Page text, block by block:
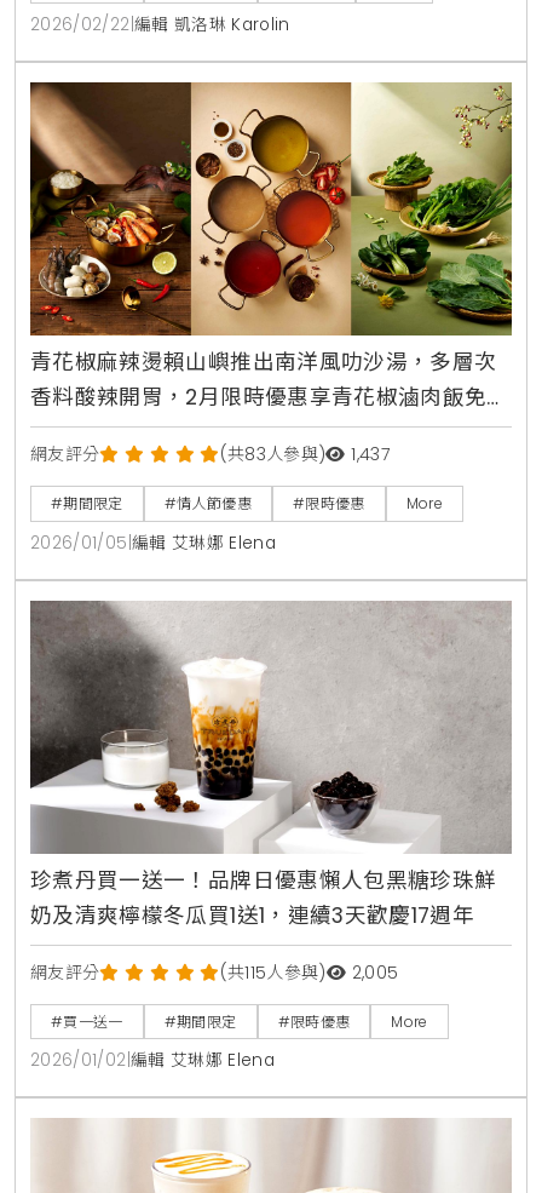
2026/02/22 編輯 凱洛琳 Karolin
青花椒麻辣燙賴山嶼推出南洋風叻沙湯，多層次
香料酸辣開胃，2月限時優惠享青花椒滷肉飯免費
升級，滿額288元再拿限量生活好物
網友評分 (共83人參與) 1,437
#期間限定 #情人節優惠 #限時優惠 More
2026/01/05 編輯 艾琳娜 Elena
珍煮丹買一送一！品牌日優惠懶人包黑糖珍珠鮮
奶及清爽檸檬冬瓜買1送1，連續3天歡慶17週年
網友評分 (共115人參與) 2,005
#買一送一 #期間限定 #限時優惠 More
2026/01/02 編輯 艾琳娜 Elena